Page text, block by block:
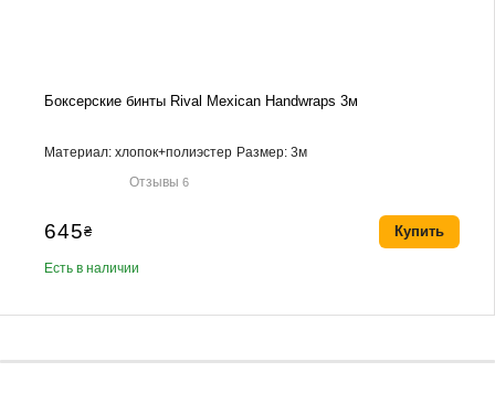
Боксерские бинты Rival Mexican Handwraps 3м
Материал: хлопок+полиэстер Размер: 3м
Отзывы6
645₴
Есть в наличии
Купить